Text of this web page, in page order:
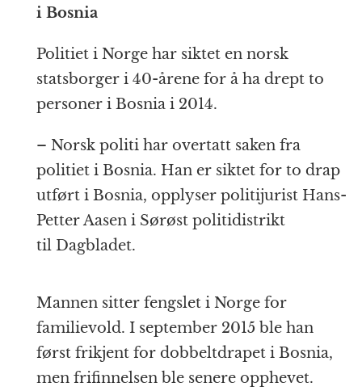
i Bosnia
Politiet i Norge har siktet en norsk
statsborger i 40-årene for å ha drept to
personer i Bosnia i 2014.
– Norsk politi har overtatt saken fra
politiet i Bosnia. Han er siktet for to drap
utført i Bosnia, opplyser politijurist Hans-
Petter Aasen i Sørøst politidistrikt
til Dagbladet.
Mannen sitter fengslet i Norge for
familievold. I september 2015 ble han
først frikjent for dobbeltdrapet i Bosnia,
men frifinnelsen ble senere opphevet.